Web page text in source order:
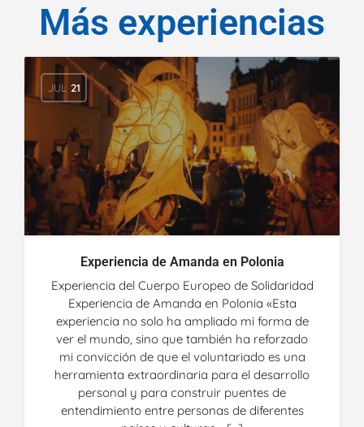
Más experiencias
JUL 21
Experiencia de Amanda en Polonia
Experiencia del Cuerpo Europeo de Solidaridad
Experiencia de Amanda en Polonia «Esta
experiencia no solo ha ampliado mi forma de
ver el mundo, sino que también ha reforzado
mi convicción de que el voluntariado es una
herramienta extraordinaria para el desarrollo
personal y para construir puentes de
entendimiento entre personas de diferentes